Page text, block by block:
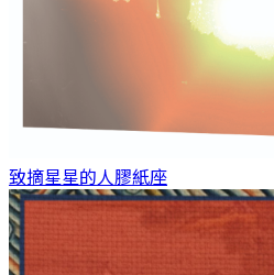
致摘星星的人 膠紙座